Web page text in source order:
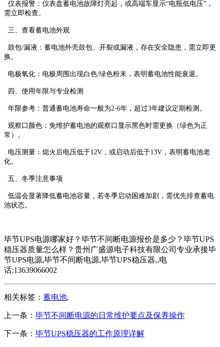
‌仪表报警‌：仪表盘蓄电池故障灯亮起，或高端车显示“电瓶低电压”，
需立即检查。
三、查看蓄电池外观
‌ 鼓包/漏液‌：蓄电池外壳鼓包、开裂或漏液，存在安全隐患，需立即更
换。
‌ 电极氧化‌：电极周围出现白色/绿色粉末，表明蓄电池性能衰退。
四、使用年限与专业检测
‌年限参考‌：普通蓄电池寿命一般为2-6年，超过3年建议定期检测。
‌ 观察口颜色‌：免维护蓄电池的观察口显示黑色时需更换（绿色为正
常）。
‌电压测量‌：熄火后电压低于12V，或启动后低于13V，表明蓄电池老
化‌。
五、冬季注意事项
低温会显著降低蓄电池容量，若冬季启动困难加剧，需优先排查蓄电
池状态‌。
毕节UPS电源哪家好？毕节不间断电源报价是多少？毕节UPS
稳压器质量怎么样？贵州广盛源电子科技有限公司专业承接毕
节UPS电源,毕节不间断电源,毕节UPS稳压器,,电
话:13639066002
相关标签： 蓄电池,
上一条： 毕节不间断电源的日常维护要点及保养操作
下一条： 毕节UPS稳压器的工作原理详解